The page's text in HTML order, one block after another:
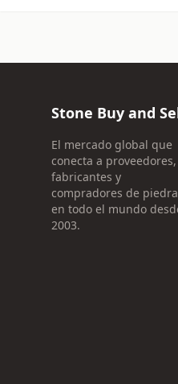
Stone Buy and
El mercado global que
conecta a proveedores,
fabricantes y
compradores de piedra
en todo el mundo
2003.